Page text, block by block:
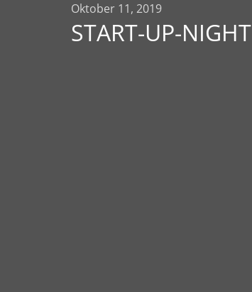
Oktober 11, 2019
START-UP-NIGHT